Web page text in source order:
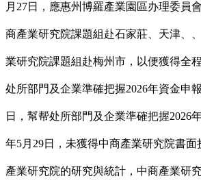
月27日，應惠州博羅產業園區办理委員
商產業研究院課題組赴石家莊、天津、
業研究院課題組赴梅州市，以便獲得全
处所部門及企業準確把握2026年資金申
日，幫帮处所部門及企業準確把握2026
年5月29日，未獲得中商產業研究院書
產業研究院的研究與統計，中商產業研